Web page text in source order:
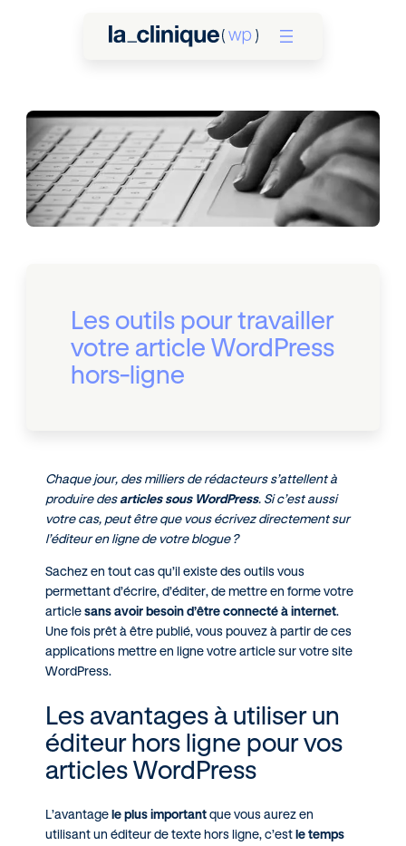
Les outils pour travailler
votre article WordPress
hors-ligne
Chaque jour, des milliers de rédacteurs s’attellent à
produire desarticles sous WordPress. Si c’est aussi
votre cas, peut être que vous écrivez directement sur
l’éditeur en ligne de votre blogue ?
Sachez en tout cas qu’il existe des outils vous
permettant d’écrire, d’éditer, de mettre en forme votre
articlesans avoir besoin d’être connecté à internet.
Une fois prêt à être publié, vous pouvez à partir de ces
applications mettre en ligne votre article sur votre site
WordPress.
Les avantages à utiliser un
éditeur hors ligne pour vos
articles WordPress
L’avantagele plus importantque vous aurez en
utilisant un éditeur de texte hors ligne, c’estle temps